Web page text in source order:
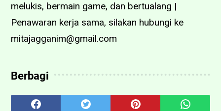
melukis, bermain game, dan bertualang |
Penawaran kerja sama, silakan hubungi ke
mitajagganim@gmail.com
Berbagi